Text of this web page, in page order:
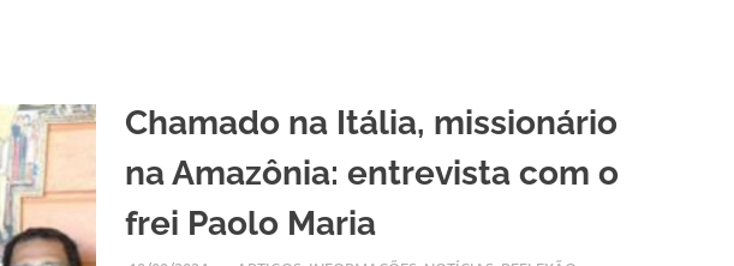
Chamado na Itália, missionário
na Amazônia: entrevista com o
frei Paolo Maria